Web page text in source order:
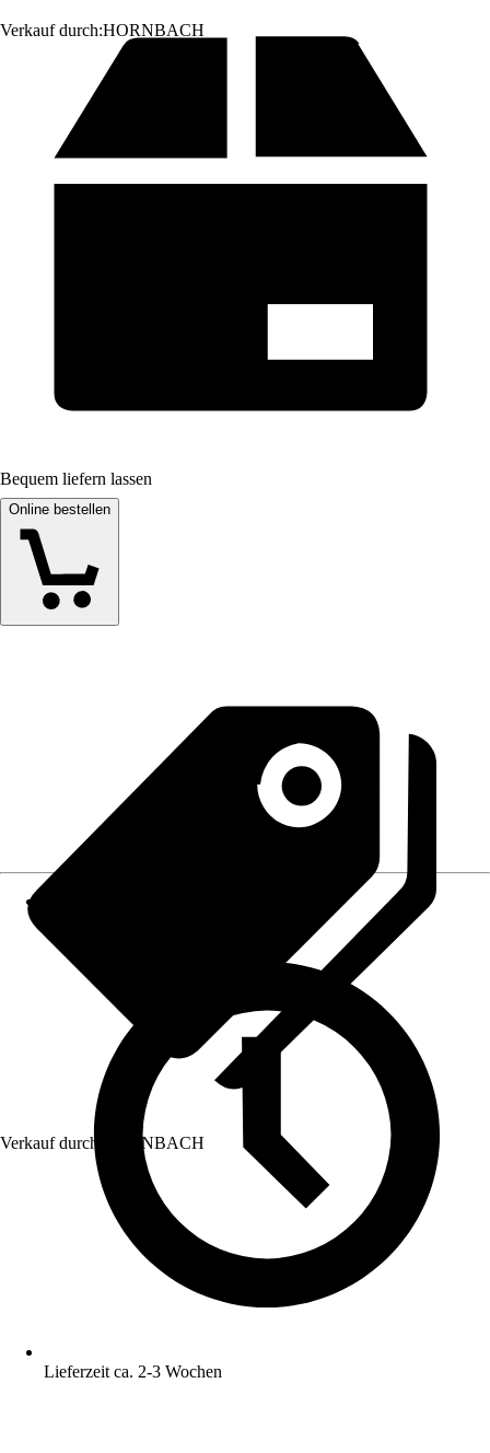
Verkauf durch:HORNBACH
Bequem liefern lassen
Online bestellen
Verkauf durch: HORNBACH
Lieferzeit ca. 2-3 Wochen